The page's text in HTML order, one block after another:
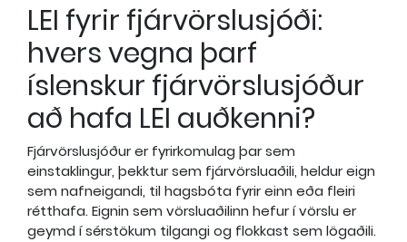
LEI fyrir fjárvörslusjóði:
hvers vegna þarf
íslenskur fjárvörslusjóður
að hafa LEI auðkenni?
Fjárvörslusjóður er fyrirkomulag þar sem
einstaklingur, þekktur sem fjárvörsluaðili, heldur eign
sem nafneigandi, til hagsbóta fyrir einn eða fleiri
rétthafa. Eignin sem vörsluaðilinn hefur í vörslu er
geymd í sérstökum tilgangi og flokkast sem lögaðili.